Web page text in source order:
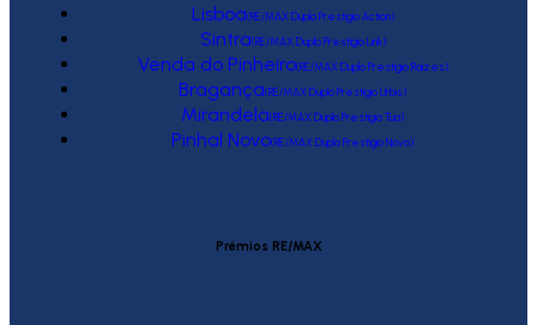
Lisboa(RE/MAX Duplo Prestígio Action)
Sintra(RE/MAX Duplo Prestígio Link)
Venda do Pinheiro(RE/MAX Duplo Prestígio Raízes)
Bragança(RE/MAX Duplo Prestígio Urbis)
Mirandela(RE/MAX Duplo Prestígio Tua)
Pinhal Novo(RE/MAX Duplo Prestígio Novo)
Prémios RE/MAX